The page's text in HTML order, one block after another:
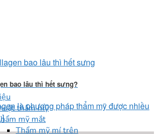
thẩm mỹ
mỹ mắt
Thẩm mỹ mí trên
bao lâu thì hết sưng?
là phương pháp thẩm mỹ được nhiều